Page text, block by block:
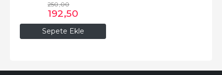
Sepete Ekle
250,00
192,50